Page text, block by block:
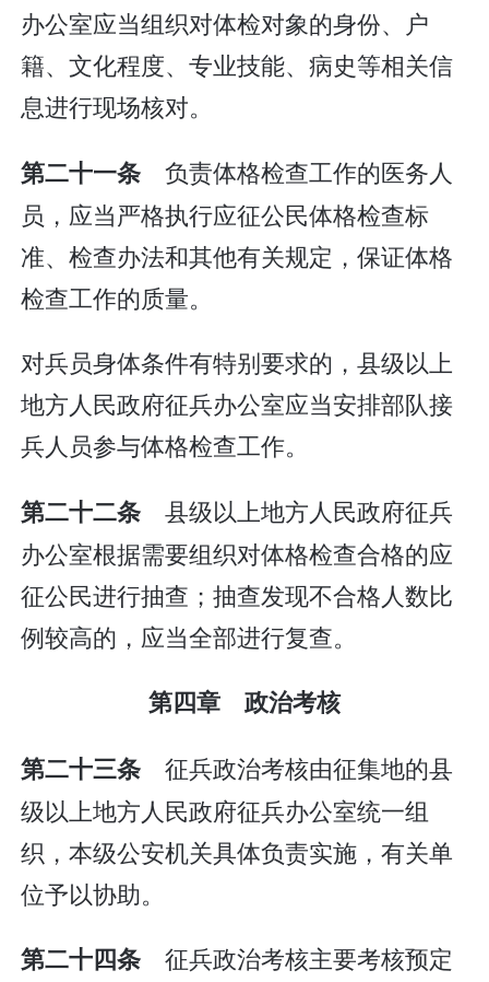
办公室应当组织对体检对象的身份、户
籍、文化程度、专业技能、病史等相关信
息进行现场核对。
第二十一条 负责体格检查工作的医务人
员，应当严格执行应征公民体格检查标
准、检查办法和其他有关规定，保证体格
检查工作的质量。
对兵员身体条件有特别要求的，县级以上
地方人民政府征兵办公室应当安排部队接
兵人员参与体格检查工作。
第二十二条 县级以上地方人民政府征兵
办公室根据需要组织对体格检查合格的应
征公民进行抽查；抽查发现不合格人数比
例较高的，应当全部进行复查。
第四章 政治考核
第二十三条 征兵政治考核由征集地的县
级以上地方人民政府征兵办公室统一组
织，本级公安机关具体负责实施，有关单
位予以协助。
第二十四条 征兵政治考核主要考核预定